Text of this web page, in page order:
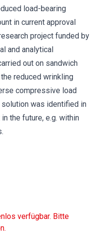
load-bearing
in current approval
project funded by
and analytical
out on sandwich
reduced wrinkling
compressive load
was identified in
the future, e.g. within
verfügbar. Bitte